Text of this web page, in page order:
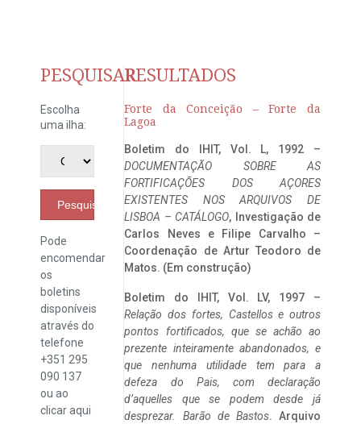
PESQUISAR
Escolha
uma ilha:
Pesquisar
Pode
encomendar
os
boletins
disponíveis
através do
telefone
+351 295
090 137
ou ao
clicaraqui
RESULTADOS
Forte da Conceição – Forte da
Lagoa
Boletim do IHIT, Vol. L, 1992 –
DOCUMENTAÇÃO SOBRE AS
FORTIFICAÇÕES DOS AÇORES
EXISTENTES NOS ARQUIVOS DE
LISBOA – CATÁLOGO, Investigação de
Carlos Neves e Filipe Carvalho –
Coordenação de Artur Teodoro de
Matos. (Em construção)
Boletim do IHIT, Vol. LV, 1997 –
Relação dos fortes, Castellos e outros
pontos fortificados, que se achão ao
prezente inteiramente abandonados, e
que nenhuma utilidade tem para a
defeza do Pais, com declaração
d’aquelles que se podem desde já
desprezar. Barão de Bastos. Arquivo